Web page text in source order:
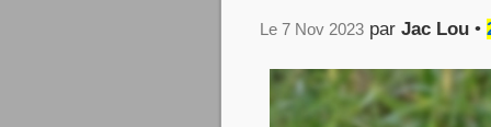
Le 7 Nov 2023 par Jac Lou •